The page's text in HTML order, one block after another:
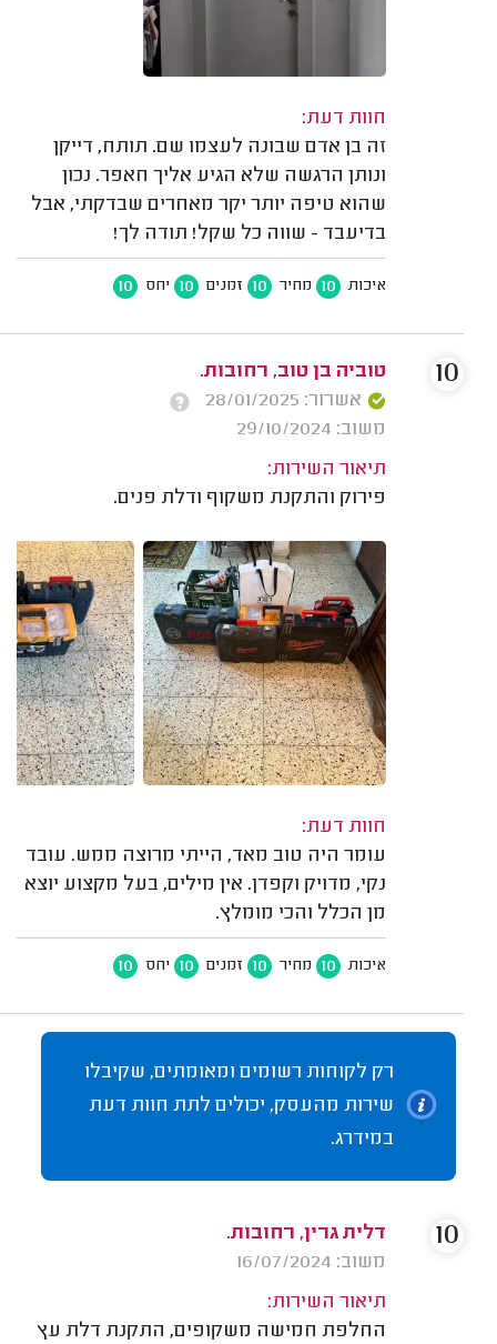
חוות דעת:
זה בן אדם שבונה לעצמו שם. תותח, דייקן
ונותן הרגשה שלא הגיע אליך חאפר. נכון
שהוא טיפה יותר יקר מאחרים שבדקתי, אבל
בדיעבד - שווה כל שקל! תודה לך!
איכות 10 מחיר 10 זמנים 10 יחס 10
טוביה בן טוב, רחובות.
אשרור: 28/01/2025
משוב: 29/10/2024
תיאור השירות:
פירוק והתקנת משקוף ודלת פנים.
חוות דעת:
עומר היה טוב מאד, הייתי מרוצה ממש. עובד
נקי, מדויק וקפדן. אין מילים, בעל מקצוע יוצא
מן הכלל והכי מומלץ.
איכות 10 מחיר 10 זמנים 10 יחס 10
10
רק לקוחות רשומים ומאומתים, שקיבלו
שירות מהעסק, יכולים לתת חוות דעת
במידרג.
דלית גרין, רחובות.
משוב: 16/07/2024
תיאור השירות:
החלפת חמישה משקופים, התקנת דלת עץ
10